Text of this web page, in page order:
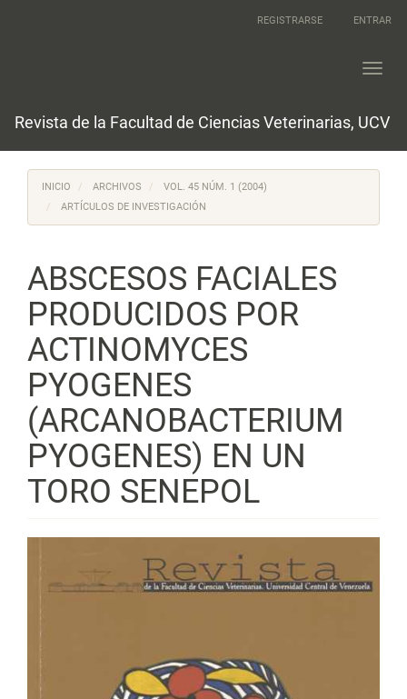
REGISTRARSE ENTRAR
Revista de la Facultad de Ciencias Veterinarias, UCV
INICIO ARCHIVOS
VOL. 45 NÚM. 1 (2004)
ARTÍCULOS DE INVESTIGACIÓN
ABSCESOS FACIALES
PRODUCIDOS POR
ACTINOMYCES
PYOGENES
(ARCANOBACTERIUM
PYOGENES) EN UN
TORO SENEPOL
lateral
del
artículo